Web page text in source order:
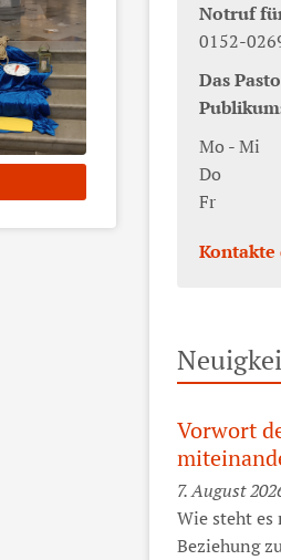
Notruf
0152-
Das
Mo - Mi
Do
Fr
Kontakte
Vorwort
7. August
Wie steht
Beziehung